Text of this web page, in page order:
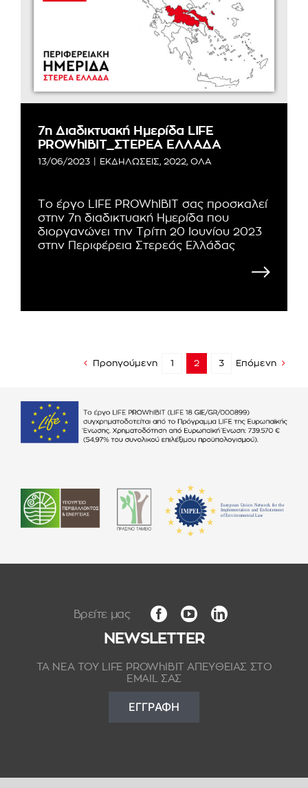
7η Διαδικτυακή Ημερίδα LIFE
PROWhIBIT_ΣΤΕΡΕΑ ΕΛΛΑΔΑ
13/06/2023 ΕΚΔΗΛΩΣΕΙΣ, 2022, ΟΛΑ
Το έργο LIFE PROWhIBIT σας προσκαλεί
στην 7η διαδικτυακή Ημερίδα που
διοργανώνει την Τρίτη 20 Ιουνίου 2023
στην Περιφέρεια Στερεάς Ελλάδας
Προηγούμενη 1 2 3 Επόμενη
NEWSLETTER
ΤΑ ΝΕΑ ΤΟΥ LIFE PROWhIBIT ΑΠΕΥΘΕΙΑΣ ΣΤΟ
EMAIL ΣΑΣ
ΕΓΓΡΑΦΗ